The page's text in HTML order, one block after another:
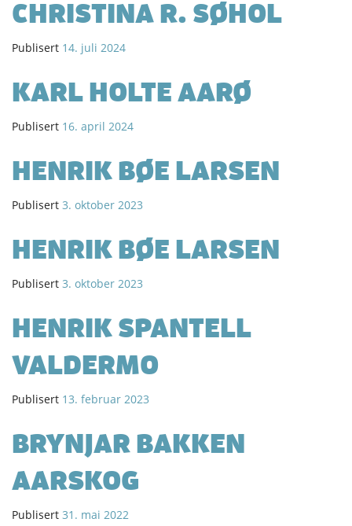
CHRISTINA R. SØHOL
Publisert 14. juli 2024
KARL HOLTE AARØ
Publisert 16. april 2024
HENRIK BØE LARSEN
Publisert 3. oktober 2023
HENRIK BØE LARSEN
Publisert 3. oktober 2023
HENRIK SPANTELL
VALDERMO
Publisert 13. februar 2023
BRYNJAR BAKKEN
AARSKOG
Publisert 31. mai 2022